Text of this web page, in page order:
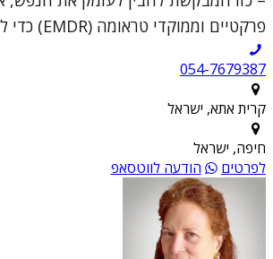
פרקטיים וממוקדי טראומה (EMDR) כדי לאפשר הקל...
054-7679387
קרית אתא, ישראל
חיפה, ישראל
לפרטים
הודעה לווטסאפ